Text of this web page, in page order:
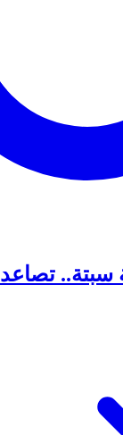
سبتة.. تصاعد